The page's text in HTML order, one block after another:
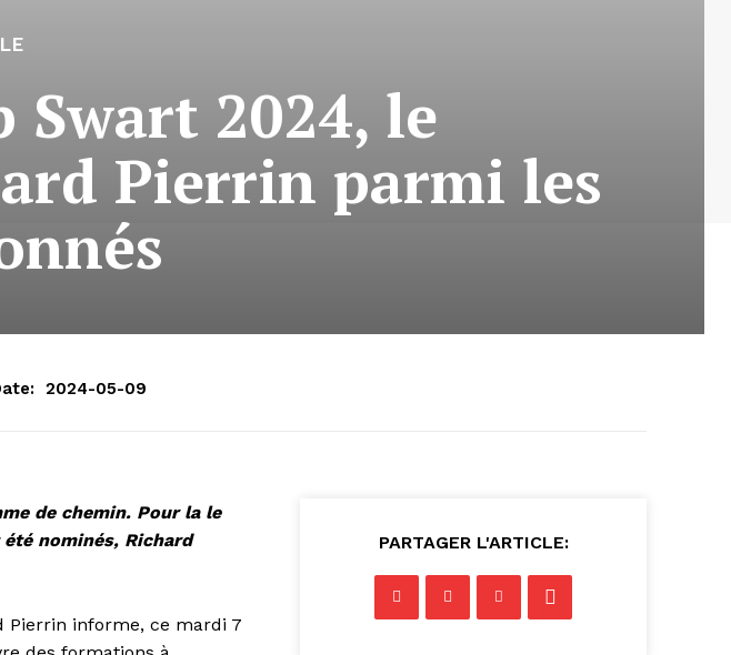
Swart 2024, le
Pierrin parmi les
2024-05-09
de chemin. Pour la le
nominés, Richard
Pierrin informe, ce mardi 7
PARTAGER L'ARTICLE: